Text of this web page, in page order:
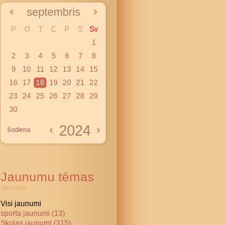
septembris
P O T C P S
Sv
1
2
3 4 5 6 7
8
9
10 11 12 13 14
15
16
17 18 19 20 21
22
23
24 25 26 27 28
29
30
šodiena 2024
Jaunumu tēmas
Jaunumi:
Visi jaunumi
sporta jaunumi (13)
Skolas jaunumi (315)